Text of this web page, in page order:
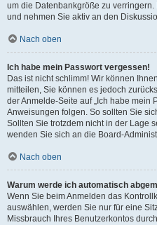
um die Datenbankgröße zu
und nehmen Sie aktiv an den
Nach oben
Ich habe mein Passwort vergessen!
Das ist nicht schlimm! Wir können
mitteilen, Sie können es jedoch
der Anmelde-Seite auf „Ich habe mein
Anweisungen folgen. So sollten Sie
Sollten Sie trotzdem nicht in der Lage
wenden Sie sich an die Board-
Nach oben
Warum werde ich automatisch
Wenn Sie beim Anmelden das
auswählen, werden Sie nur für eine
Missbrauch Ihres Benutzerkontos